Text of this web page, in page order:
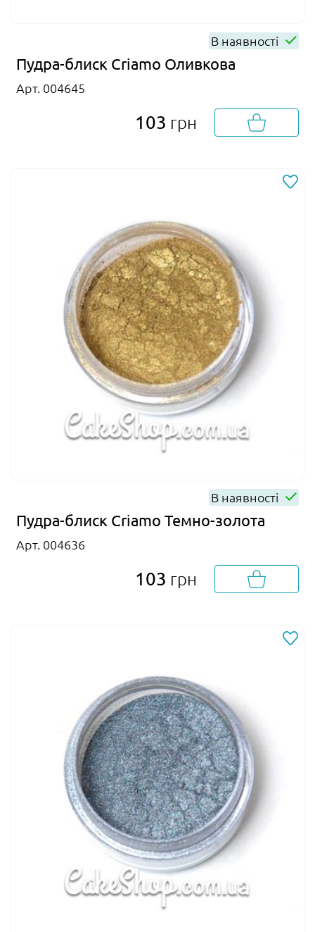
В наявності
Пудра-блиск Criamo Оливкова
Арт. 004645
103 грн
В наявності
Пудра-блиск Criamo Темно-золота
Арт. 004636
103 грн